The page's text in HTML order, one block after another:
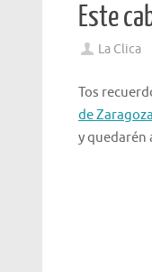
Este
La Clica
Tos
de Zaragoza
y quedarén